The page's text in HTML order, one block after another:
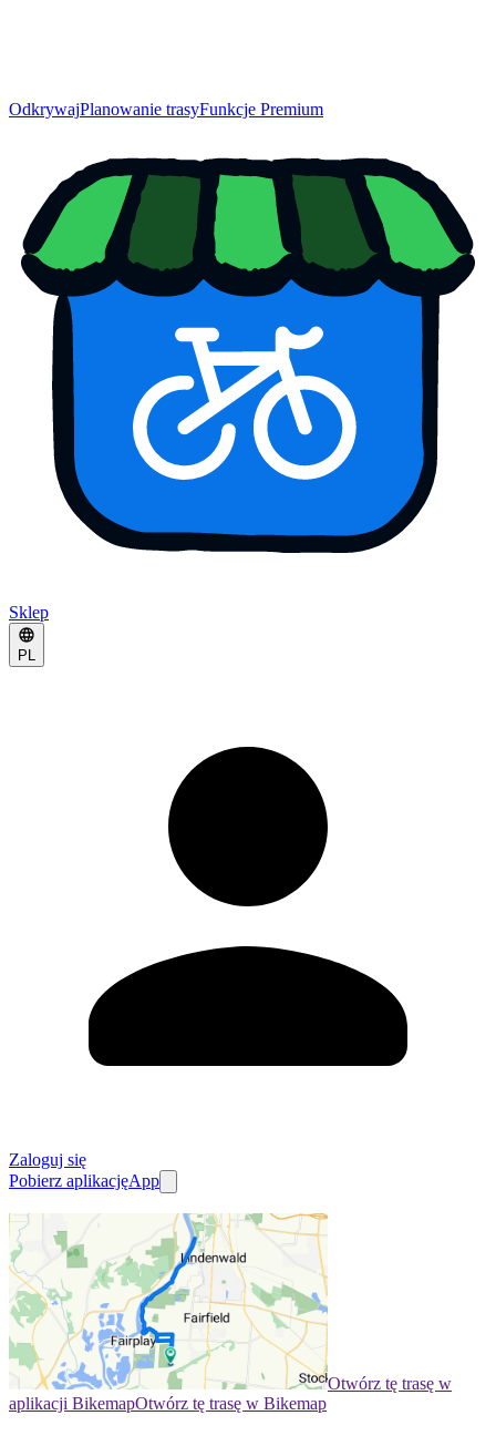
OdkrywajPlanowanie trasyFunkcje Premium
Sklep
PL
Zaloguj się
Pobierz aplikacjęApp
Otwórz tę trasę w
aplikacji BikemapOtwórz tę trasę w Bikemap